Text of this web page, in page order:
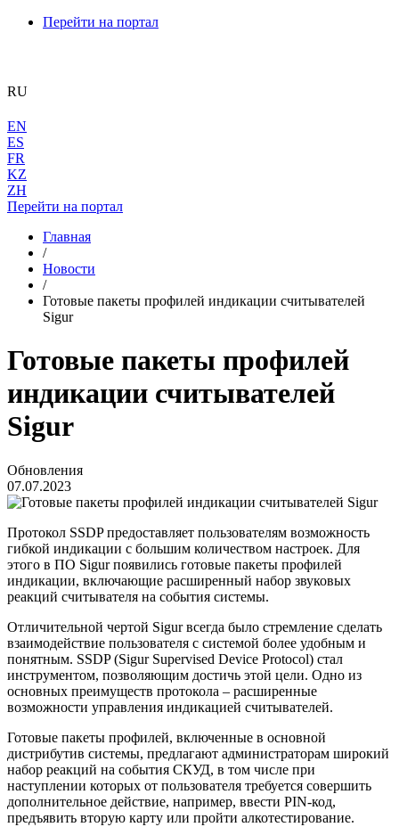
Перейти на портал
RU
EN
ES
FR
KZ
ZH
Перейти на портал
Главная
/
Новости
/
Готовые пакеты профилей индикации считывателей
Sigur
Готовые пакеты профилей
индикации считывателей
Sigur
Обновления
07.07.2023
Протокол SSDP предоставляет пользователям возможность
гибкой индикации с большим количеством настроек. Для
этого в ПО Sigur появились готовые пакеты профилей
индикации, включающие расширенный набор звуковых
реакций считывателя на события системы.
Отличительной чертой Sigur всегда было стремление сделать
взаимодействие пользователя с системой более удобным и
понятным. SSDP (Sigur Supervised Device Protocol) стал
инструментом, позволяющим достичь этой цели. Одно из
основных преимуществ протокола – расширенные
возможности управления индикацией считывателей.
Готовые пакеты профилей, включенные в основной
дистрибутив системы, предлагают администраторам широкий
набор реакций на события СКУД, в том числе при
наступлении которых от пользователя требуется совершить
дополнительное действие, например, ввести PIN-код,
предъявить вторую карту или пройти алкотестирование.